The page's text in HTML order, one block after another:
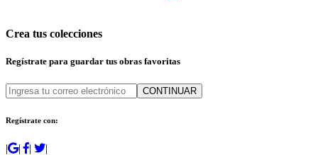
Crea tus colecciones
Regístrate para guardar tus obras favoritas
CONTINUAR
Regístrate con:
| | | |